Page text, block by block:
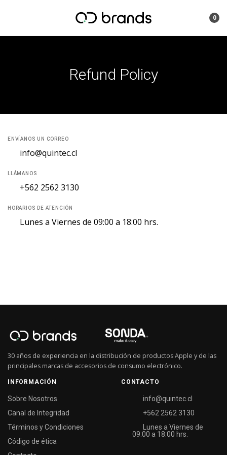
0
Refund Policy
ENVÍANOS UN CORREO
info@quintec.cl
LLÁMANOS
+562 2562 3130
HORARIOS DE ATENCIÓN
Lunes a Viernes de 09:00 a 18:00 hrs.
30 años de experiencia en la distribución de productos Apple y de las
principales marcas de accesorios de consumo electrónico.
INFORMACIÓN
Sobre Nosotros
Canal de Integridad
Términos y Condiciones
Código de ética
CONTACTO
info@quintec.cl
+562 2562 3130
Lunes a Viernes de
09:00 a 18:00 hrs.